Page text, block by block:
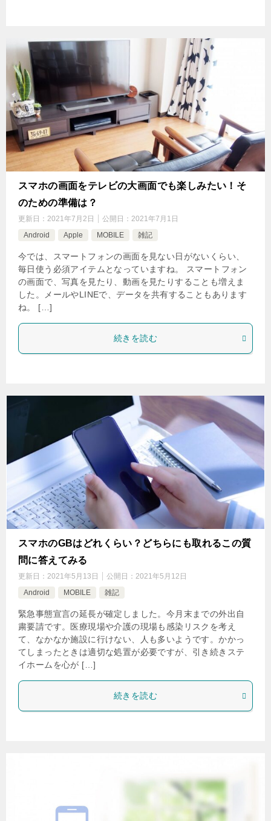
スマホの画面をテレビの大画面でも楽しみたい！そ
のための準備は？
更新日： 2021年7月2日 公開日： 2021年7月1日
Android
Apple MOBILE 雑記
今では、スマートフォンの画面を見ない日がないくらい、
毎日使う必須アイテムとなっていますね。 スマートフォン
の画面で、写真を見たり、動画を見たりすることも増えま
した。メールやLINEで、データを共有することもあります
ね。 […]
続きを読む
スマホのGBはどれくらい？どちらにも取れるこの質
問に答えてみる
更新日： 2021年5月13日 公開日： 2021年5月12日
Android
MOBILE 雑記
緊急事態宣言の延長が確定しました。今月末までの外出自
粛要請です。医療現場や介護の現場も感染リスクを考え
て、なかなか施設に行けない、人も多いようです。かかっ
てしまったときは適切な処置が必要ですが、引き続きステ
イホームを心が […]
続きを読む